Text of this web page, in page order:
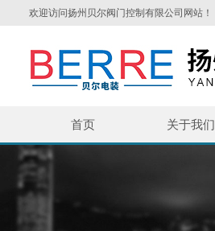
欢迎访问扬州贝尔阀门控制有限公司网站！
首页 关于我们